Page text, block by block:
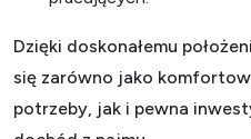
Dzięki doskonałemu
się zarówno jako
potrzeby, jak i pewna